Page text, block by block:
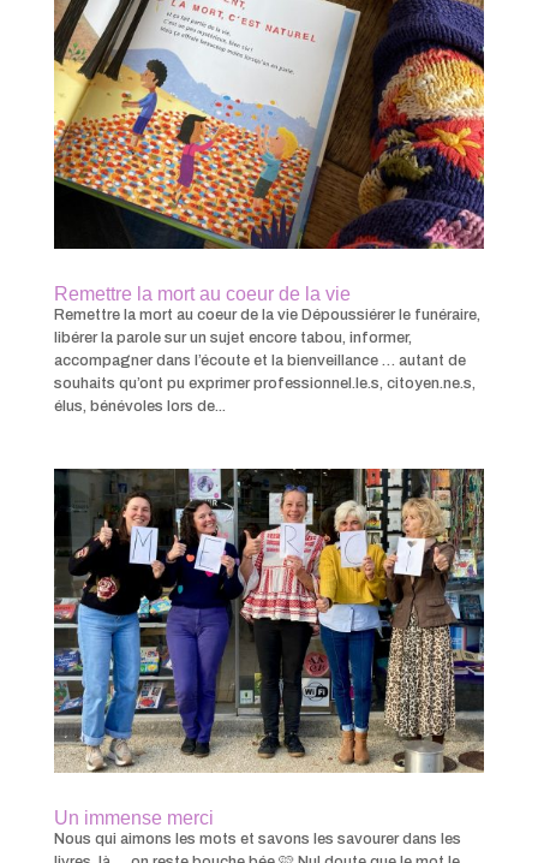
Remettre la mort au coeur de la vie
Remettre la mort au coeur de la vie Dépoussiérer le funéraire,
libérer la parole sur un sujet encore tabou, informer,
accompagner dans l’écoute et la bienveillance … autant de
souhaits qu’ont pu exprimer professionnel.le.s, citoyen.ne.s,
élus, bénévoles lors de...
Un immense merci
Nous qui aimons les mots et savons les savourer dans les